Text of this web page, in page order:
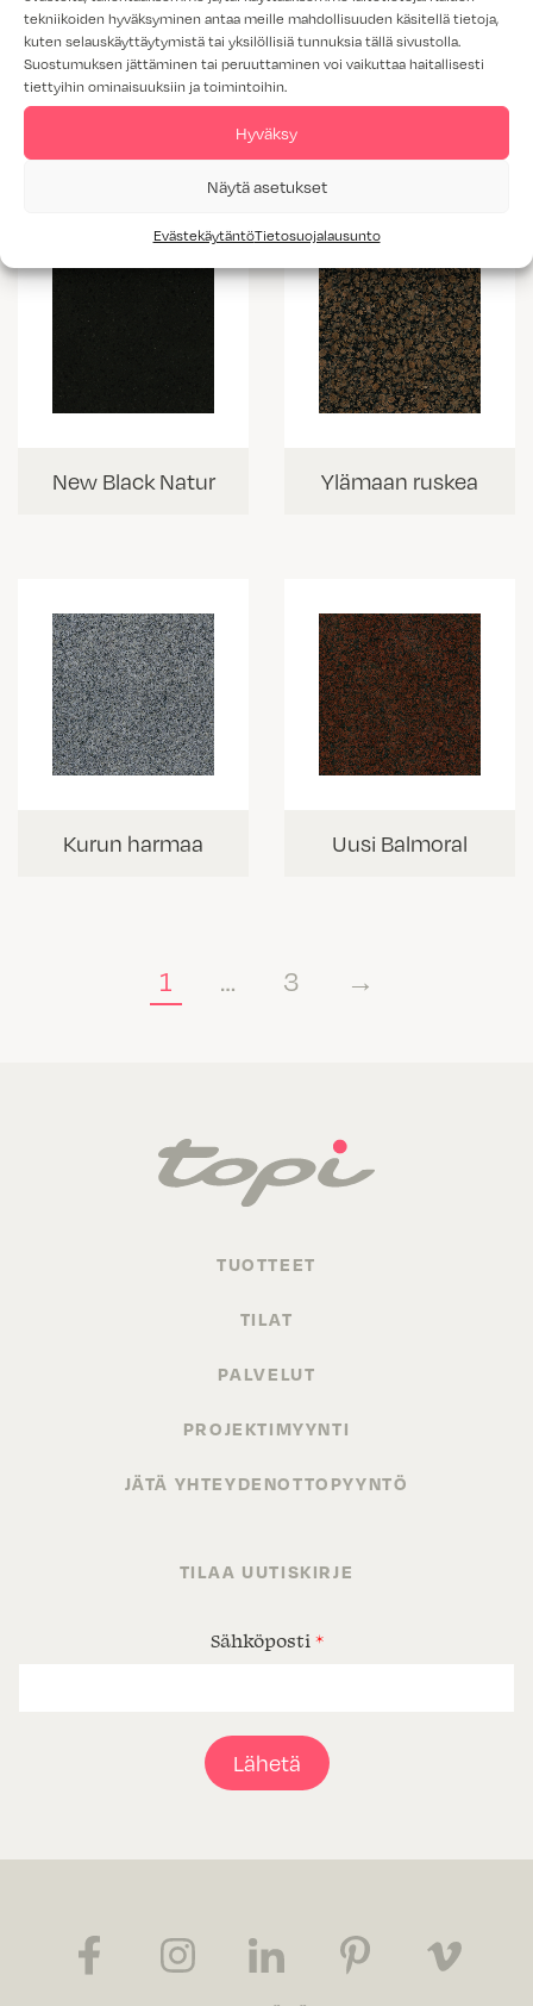
tekniikoiden hyväksyminen antaa meille mahdollisuuden käsitellä tietoja,
kuten selauskäyttäytymistä tai yksilöllisiä tunnuksia tällä sivustolla.
Suostumuksen jättäminen tai peruuttaminen voi vaikuttaa haitallisesti
tiettyihin ominaisuuksiin ja toimintoihin.
Hyväksy
Näytä asetukset
EvästekäytäntöTietosuojalausunto
Mäntsälän
New Black Natur Ylämaan ruskea
Kurun harmaa Uusi Balmoral
1 … 3 →
TUOTTEET
TILAT
PALVELUT
PROJEKTIMYYNTI
JÄTÄ YHTEYDENOTTOPYYNTÖ
TILAA UUTISKIRJE
Sähköposti *
Lähetä